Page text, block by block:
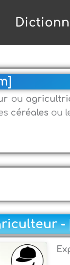
ou
céréales ou
-